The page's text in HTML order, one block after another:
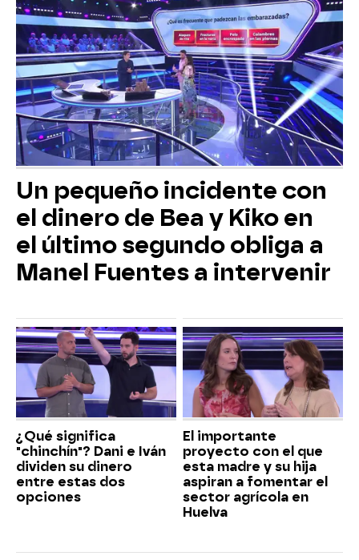
Un pequeño incidente con
el dinero de Bea y Kiko en
el último segundo obliga a
Manel Fuentes a intervenir
¿Qué significa
"chinchín"? Dani e Iván
dividen su dinero
entre estas dos
opciones
El importante
proyecto con el que
esta madre y su hija
aspiran a fomentar el
sector agrícola en
Huelva